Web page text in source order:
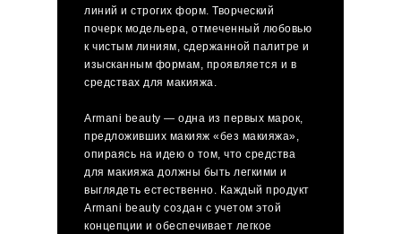
линий и строгих форм. Творческий
почерк модельера, отмеченный любовью
к чистым линиям, сдержанной палитре и
изысканным формам, проявляется и в
средствах для макияжа.
Armani beauty — одна из первых марок,
предложивших макияж «без макияжа»,
опираясь на идею о том, что средства
для макияжа должны быть легкими и
выглядеть естественно. Каждый продукт
Armani beauty создан с учетом этой
концепции и обеспечивает легкое